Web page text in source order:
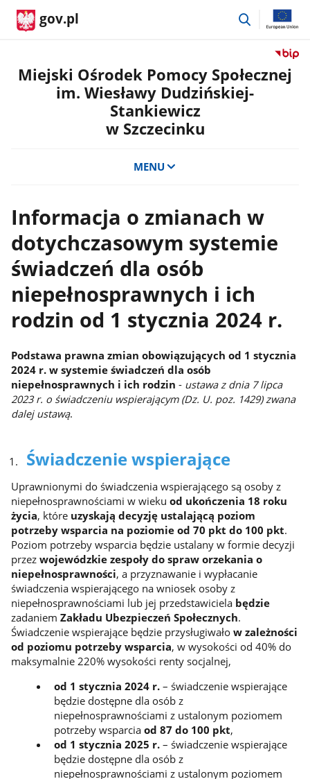
gov.pl
przejdź
Przejdź
do
Miejski Ośrodek Pomocy Społecznej
im. Wiesławy Dudzińskiej-
Stankiewicz
w Szczecinku
MENU
Informacja o zmianach w
dotychczasowym systemie
świadczeń dla osób
niepełnosprawnych i ich
rodzin od 1 stycznia 2024 r.
Podstawa prawna zmian obowiązujących od 1 stycznia
2024 r. w systemie świadczeń dla osób
niepełnosprawnych i ich rodzin - ustawa z dnia 7 lipca
2023 r. o świadczeniu wspierającym (Dz. U. poz. 1429) zwana
dalej ustawą.
Świadczenie wspierające
Uprawnionymi do świadczenia wspierającego są osoby z
niepełnosprawnościami w wieku od ukończenia 18 roku
życia, które uzyskają decyzję ustalającą poziom
potrzeby wsparcia na poziomie od 70 pkt do 100 pkt.
Poziom potrzeby wsparcia będzie ustalany w formie decyzji
przez wojewódzkie zespoły do spraw orzekania o
niepełnosprawności, a przyznawanie i wypłacanie
świadczenia wspierającego na wniosek osoby z
niepełnosprawnościami lub jej przedstawiciela będzie
zadaniem Zakładu Ubezpieczeń Społecznych.
Świadczenie wspierające będzie przysługiwało w zależności
od poziomu potrzeby wsparcia, w wysokości od 40% do
maksymalnie 220% wysokości renty socjalnej,
od 1 stycznia 2024 r.– świadczenie wspierające
będzie dostępne dla osób z
niepełnosprawnościami z ustalonym poziomem
potrzeby wsparcia od 87 do 100 pkt,
od 1 stycznia 2025 r.– świadczenie wspierające
będzie dostępne dla osób z
niepełnosprawnościami z ustalonym poziomem